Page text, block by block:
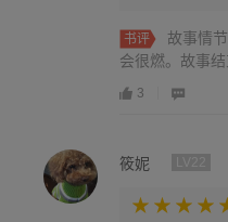
书评
故事情
会很燃。故事
3
筱妮